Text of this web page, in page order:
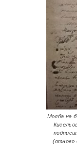
Молба на
(отново